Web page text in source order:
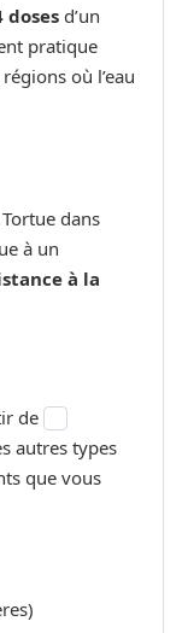
doses d’un
pratique
où l’eau
dans
à un
à la
de
autres types
que vous